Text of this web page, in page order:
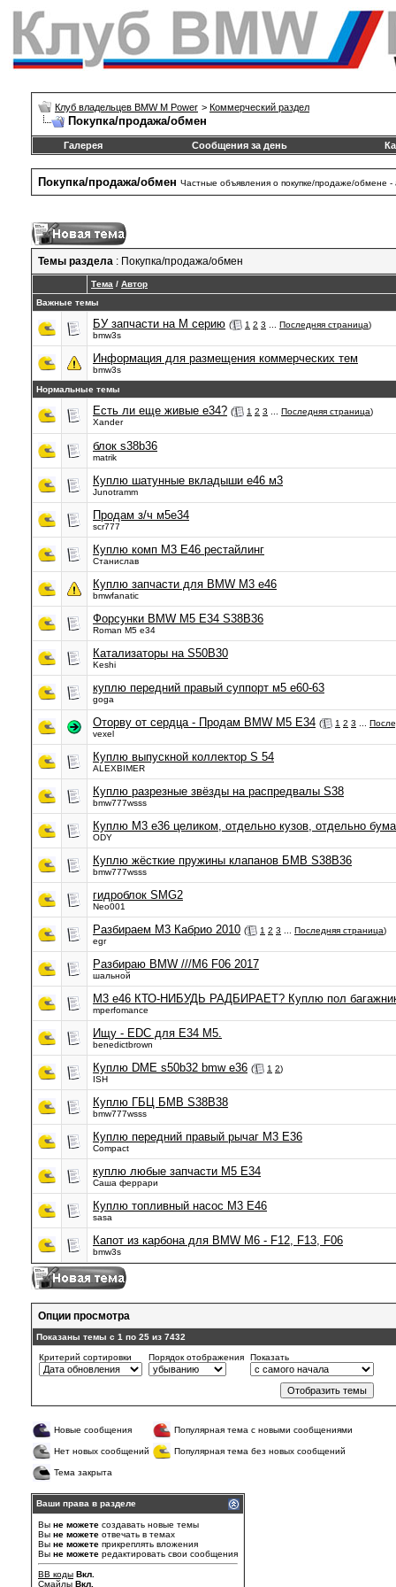
Клуб владельцев BMW M Power > Коммерческий раздел
Покупка/продажа/обмен
Галерея Сообщения за день
Покупка/продажа/обмен Частные объявления о покупке/продаже/обмене
Темы раздела : Покупка/продажа/обмен
Тема / Автор
Важные темы
БУ запчасти на М серию ( 1 2 3 Последняя страница)
bmw3s
Информация для размещения коммерческих тем
bmw3s
Нормальные темы
Есть ли еще живые е34? ( 1 2 3 Последняя страница)
Xander
блок s38b36
matrik
Куплю шатунные вкладыши е46 м3
Junotramm
Продам з/ч м5е34
scr777
Куплю комп M3 E46 рестайлинг
Станислав
Куплю запчасти для BMW M3 e46
bmwfanatic
Форсунки BMW M5 E34 S38B36
Roman M5 e34
Катализаторы на S50B30
Keshi
куплю передний правый суппорт м5 е60-63
goga
Оторву от сердца - Продам BMW M5 E34 ( 1 2 3
vexel
Куплю выпускной коллектор S 54
ALEXBIMER
Куплю разрезные звёзды на распредвалы S38
bmw777wsss
Куплю М3 е36 целиком, отдельно кузов, отдельно
ODY
Куплю жёсткие пружины клапанов БМВ S38B36
bmw777wsss
гидроблок SMG2
Neo001
Разбираем M3 Кабрио 2010 ( 1 2 3 Последняя страница)
egr
Разбираю BMW ///M6 F06 2017
шальной
M3 e46 КТО-НИБУДЬ РАДБИРАЕТ? Куплю пол
mperfomance
Ищу - EDC для E34 M5.
benedictbrown
Куплю DME s50b32 bmw e36 ( 1 2)
ISH
Куплю ГБЦ БМВ S38B38
bmw777wsss
Куплю передний правый рычаг M3 E36
Compact
куплю любые запчасти М5 Е34
Саша феррари
Куплю топливный насос М3 Е46
sasa
Капот из карбона для BMW M6 - F12, F13, F06
bmw3s
Опции просмотра
Показаны темы с 1 по 25 из 7432
Критерий сортировки Порядок отображения Показать
Новые сообщения Популярная тема с новыми сообщениями
Нет новых сообщений Популярная тема без новых сообщений
Тема закрыта
Ваши права в разделе
Вы не можете создавать новые темы
Вы не можете отвечать в темах
Вы не можете прикреплять вложения
Вы не можете редактировать свои сообщения
BB коды Вкл.
Смайлы Вкл.